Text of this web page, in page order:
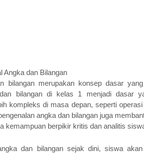
Angka dan Bilangan
bilangan merupakan konsep dasar
dan bilangan di kelas 1 menjadi dasar
kompleks di masa depan, seperti
angka dan bilangan juga
kemampuan berpikir kritis dan analitis
dan bilangan sejak dini, siswa